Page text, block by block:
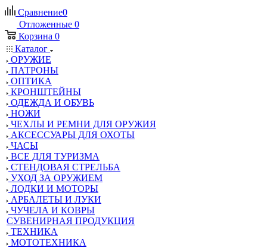
Сравнение0
Отложенные 0
Корзина 0
Каталог
ОРУЖИЕ
ПАТРОНЫ
ОПТИКА
КРОНШТЕЙНЫ
ОДЕЖДА И ОБУВЬ
НОЖИ
ЧЕХЛЫ И РЕМНИ ДЛЯ ОРУЖИЯ
АКСЕССУАРЫ ДЛЯ ОХОТЫ
ЧАСЫ
ВСЕ ДЛЯ ТУРИЗМА
СТЕНДОВАЯ СТРЕЛЬБА
УХОД ЗА ОРУЖИЕМ
ЛОДКИ И МОТОРЫ
АРБАЛЕТЫ И ЛУКИ
ЧУЧЕЛА И КОВРЫ
СУВЕНИРНАЯ ПРОДУКЦИЯ
ТЕХНИКА
МОТОТЕХНИКА